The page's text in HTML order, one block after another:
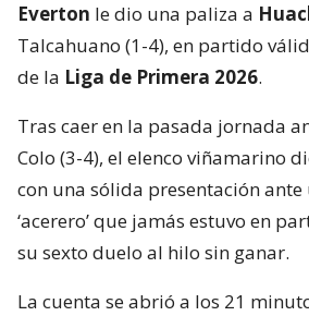
Everton le dio una paliza a
Talcahuano (1-4), en partido
de la Liga de Primera 2026.
Tras caer en la pasada jornada
Colo (3-4), el elenco viñamarino
con una sólida presentación
‘acerero’ que jamás estuvo en
su sexto duelo al hilo sin ganar.
La cuenta se abrió a los 21